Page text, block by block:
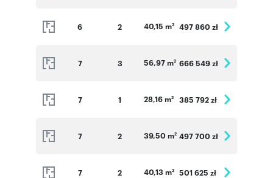
6 2 40,15 m2 497 860 zł
7 3 56,97 m2 666 549 zł
7 1 28,16 m2 385 792 zł
7 2 39,50 m2 497 700 zł
7 2 40,13 m2 501 625 zł